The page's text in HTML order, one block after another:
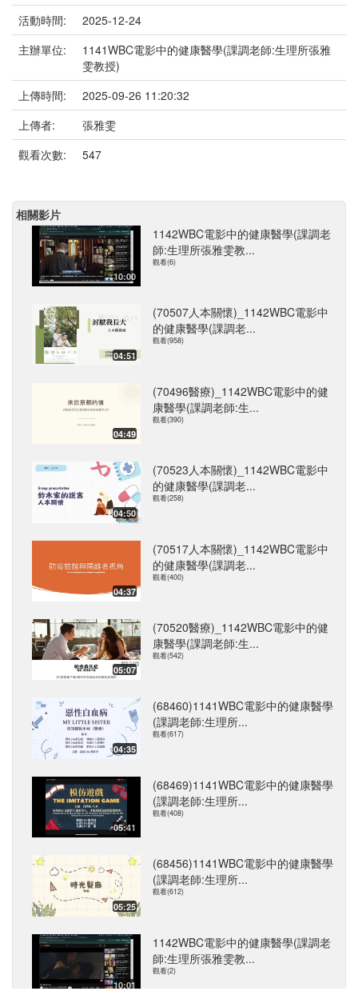
活動時間:
2025-12-24
主辦單位:
1141WBC電影中的健康醫學(課調老師:生理所張雅
雯教授)
上傳時間:
2025-09-26 11:20:32
上傳者:
張雅雯
觀看次數:
547
相關影片
10:00
1142WBC電影中的健康醫學(課調老
師:生理所張雅雯教...
觀看(6)
04:51
(70507人本關懷)_1142WBC電影中
的健康醫學(課調老...
觀看(958)
04:49
(70496醫療)_1142WBC電影中的健
康醫學(課調老師:生...
觀看(390)
04:50
(70523人本關懷)_1142WBC電影中
的健康醫學(課調老...
觀看(258)
04:37
(70517人本關懷)_1142WBC電影中
的健康醫學(課調老...
觀看(400)
05:07
(70520醫療)_1142WBC電影中的健
康醫學(課調老師:生...
觀看(542)
04:35
(68460)1141WBC電影中的健康醫學
(課調老師:生理所...
觀看(617)
05:41
(68469)1141WBC電影中的健康醫學
(課調老師:生理所...
觀看(408)
05:25
(68456)1141WBC電影中的健康醫學
(課調老師:生理所...
觀看(612)
10:01
1142WBC電影中的健康醫學(課調老
師:生理所張雅雯教...
觀看(2)